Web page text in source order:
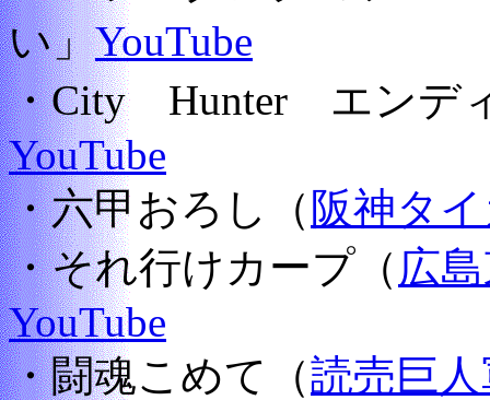
い」YouTube
・City Hunter エンデ
YouTube
・六甲おろし（ 阪神タ
・それ行けカープ（ 広
YouTube
・闘魂こめて（読売巨